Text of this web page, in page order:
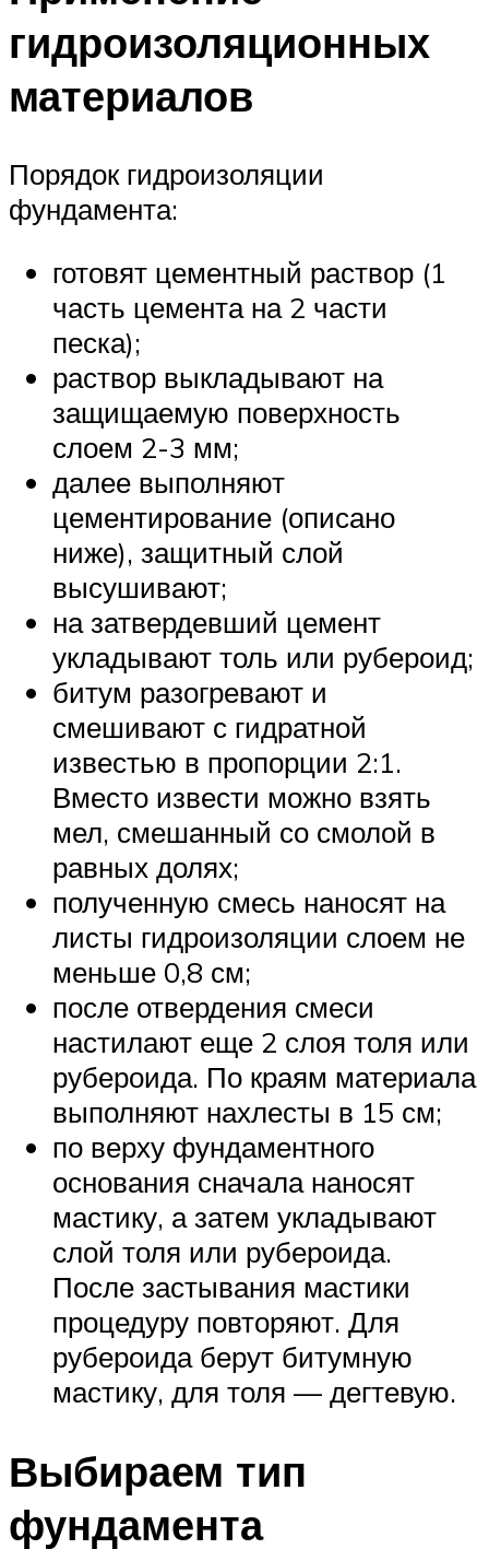
гидроизоляционных
материалов
Порядок гидроизоляции
фундамента:
готовят цементный раствор (1
часть цемента на 2 части
песка);
раствор выкладывают на
защищаемую поверхность
слоем 2-3 мм;
далее выполняют
цементирование (описано
ниже), защитный слой
высушивают;
на затвердевший цемент
укладывают толь или рубероид;
битум разогревают и
смешивают с гидратной
известью в пропорции 2:1.
Вместо извести можно взять
мел, смешанный со смолой в
равных долях;
полученную смесь наносят на
листы гидроизоляции слоем не
меньше 0,8 см;
после отвердения смеси
настилают еще 2 слоя толя или
рубероида. По краям материала
выполняют нахлесты в 15 см;
по верху фундаментного
основания сначала наносят
мастику, а затем укладывают
слой толя или рубероида.
После застывания мастики
процедуру повторяют. Для
рубероида берут битумную
мастику, для толя — дегтевую.
Выбираем тип
фундамента